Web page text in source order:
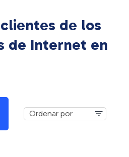
de los
de Internet en